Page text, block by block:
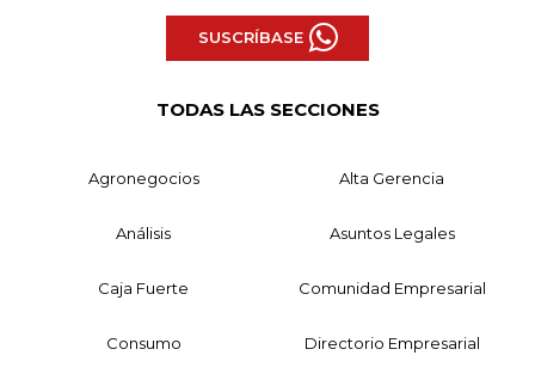
SUSCRÍBASE
TODAS LAS SECCIONES
Agronegocios Alta Gerencia
Análisis Asuntos Legales
Caja Fuerte Comunidad Empresarial
Consumo Directorio Empresarial